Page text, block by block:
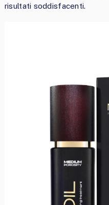
risultati soddisfacenti.